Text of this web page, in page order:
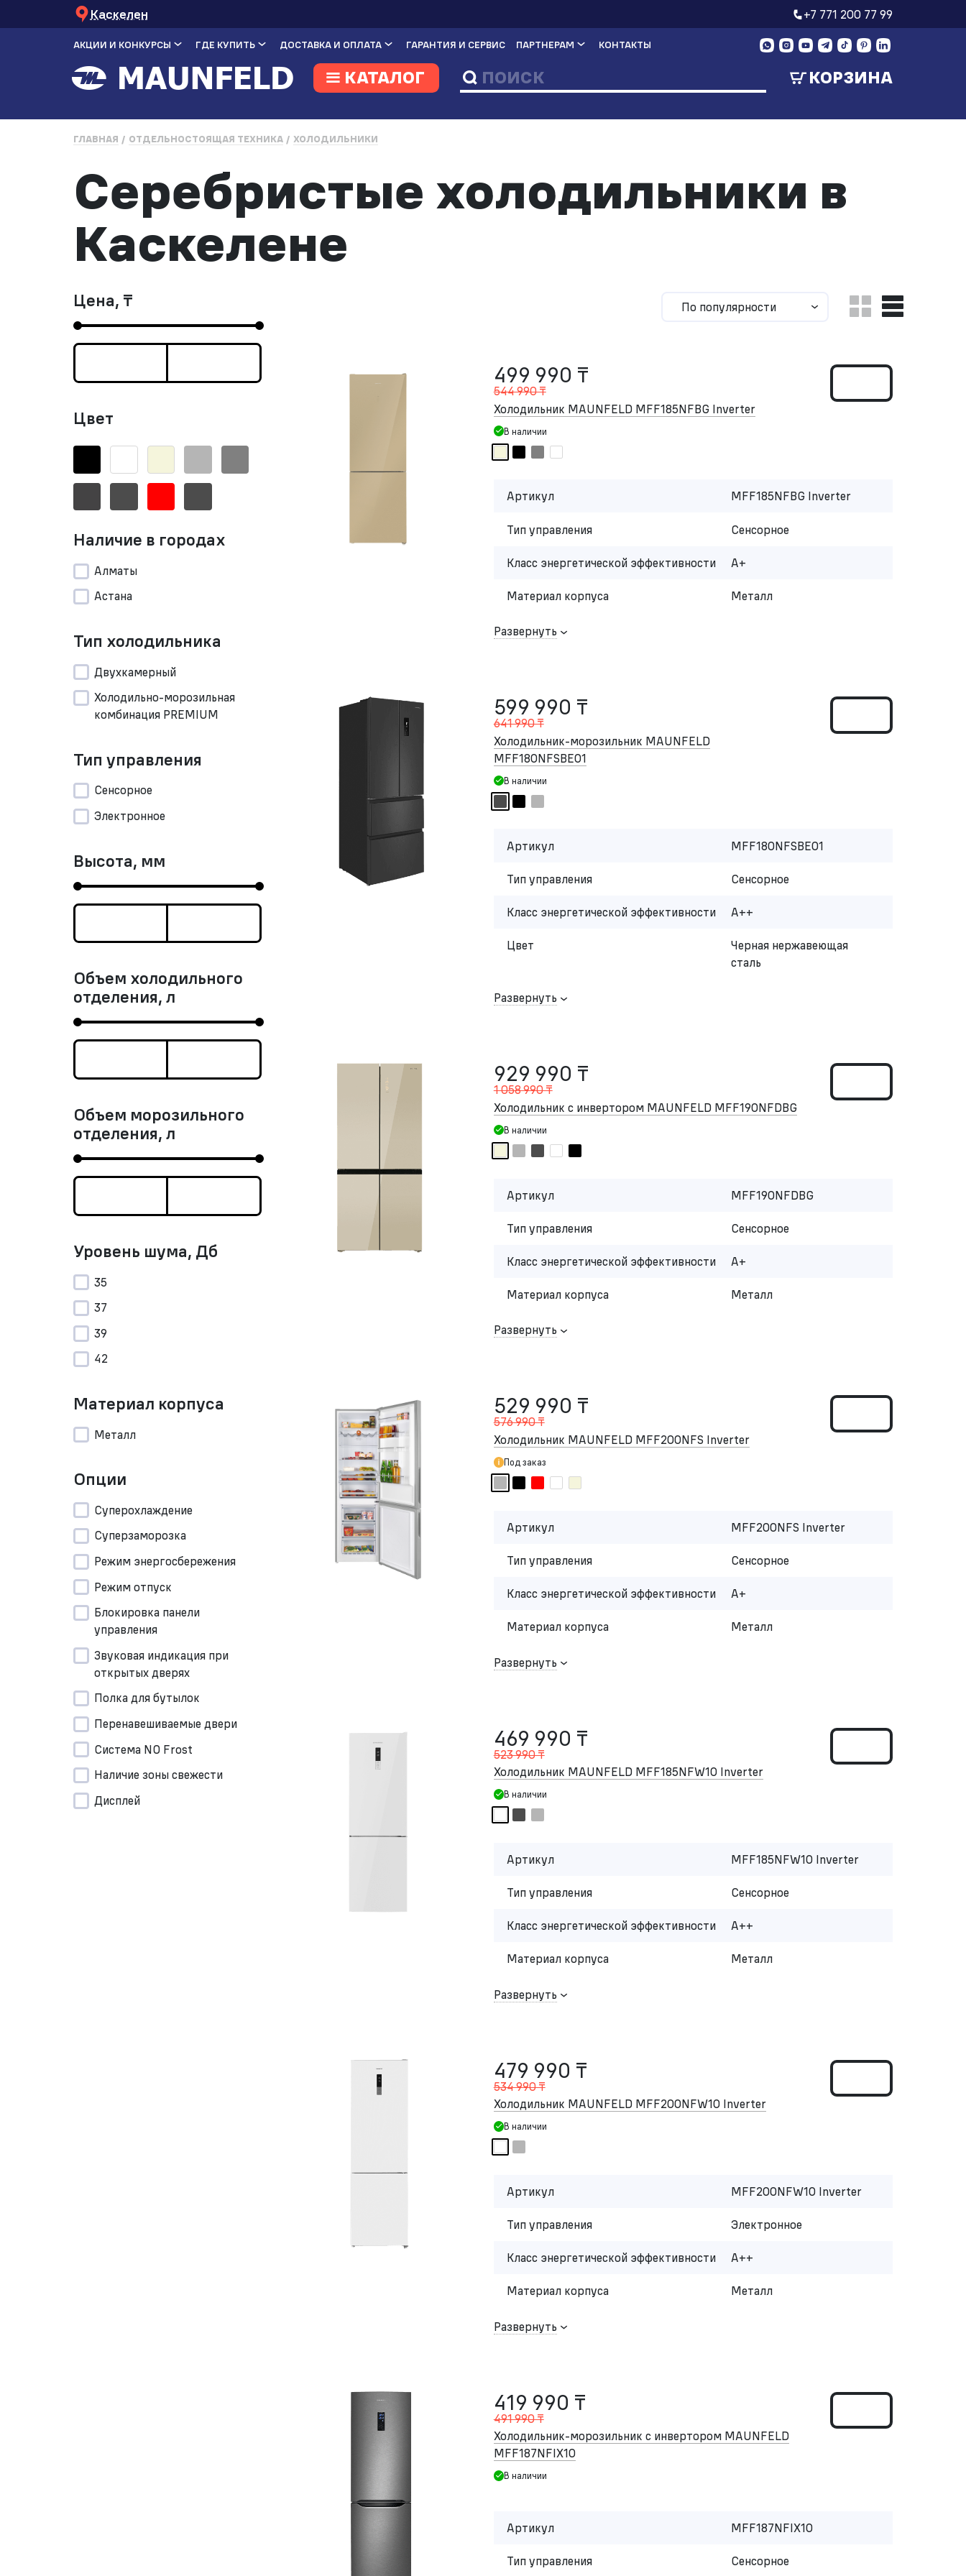
Каскелен +7 771 200 77 99
АКЦИИ И КОНКУРСЫ ГДЕ КУПИТЬ ДОСТАВКА И ОПЛАТА ГАРАНТИЯ И СЕРВИС ПАРТНЕРАМ КОНТАКТЫ
КАТАЛОГ КОРЗИНА
ГЛАВНАЯ ОТДЕЛЬНОСТОЯЩАЯ ТЕХНИКА ХОЛОДИЛЬНИКИ
Серебристые холодильники в
Каскелене
Цена, ₸
Цвет
Наличие в городах
Алматы
Астана
Тип холодильника
Двухкамерный
Холодильно-морозильная
комбинация PREMIUM
Тип управления
Сенсорное
Электронное
Высота, мм
Объем холодильного
отделения, л
Объем морозильного
отделения, л
Уровень шума, Дб
35
37
39
42
Материал корпуса
Металл
Опции
Суперохлаждение
Суперзаморозка
Режим энергосбережения
Режим отпуск
Блокировка панели
управления
Звуковая индикация при
открытых дверях
Полка для бутылок
Перенавешиваемые двери
Система NO Frost
Наличие зоны свежести
Дисплей
По популярности
499 990 ₸
544 990 ₸
Холодильник MAUNFELD MFF185NFBG Inverter
В наличии
Артикул MFF185NFBG Inverter
Тип управления Сенсорное
Класс энергетической эффективности A+
Материал корпуса Металл
Развернуть
599 990 ₸
641 990 ₸
Холодильник-морозильник MAUNFELD
MFF180NFSBE01
В наличии
Артикул MFF180NFSBE01
Тип управления Сенсорное
Класс энергетической эффективности A++
Цвет
Черная нержавеющая
сталь
Развернуть
929 990 ₸
1 058 990 ₸
Холодильник с инвертором MAUNFELD MFF190NFDBG
В наличии
Артикул MFF190NFDBG
Тип управления Сенсорное
Класс энергетической эффективности A+
Материал корпуса Металл
Развернуть
529 990 ₸
576 990 ₸
Холодильник MAUNFELD MFF200NFS Inverter
Под заказ
Артикул MFF200NFS Inverter
Тип управления Сенсорное
Класс энергетической эффективности A+
Материал корпуса Металл
Развернуть
469 990 ₸
523 990 ₸
Холодильник MAUNFELD MFF185NFW10 Inverter
В наличии
Артикул MFF185NFW10 Inverter
Тип управления Сенсорное
Класс энергетической эффективности A++
Материал корпуса Металл
Развернуть
479 990 ₸
534 990 ₸
Холодильник MAUNFELD MFF200NFW10 Inverter
В наличии
Артикул MFF200NFW10 Inverter
Тип управления Электронное
Класс энергетической эффективности A++
Материал корпуса Металл
Развернуть
419 990 ₸
491 990 ₸
Холодильник-морозильник с инвертором MAUNFELD
MFF187NFIX10
В наличии
Артикул MFF187NFIX10
Тип управления Сенсорное